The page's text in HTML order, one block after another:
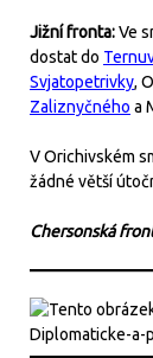
Jižní fronta:Ve
dostat do
Svjatopetrivky,
Zaliznyčného a
V Orichivském
žádné větší
Chersonská